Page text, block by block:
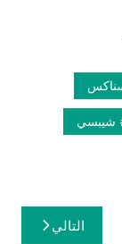
سناكس
شيبسي
التالي